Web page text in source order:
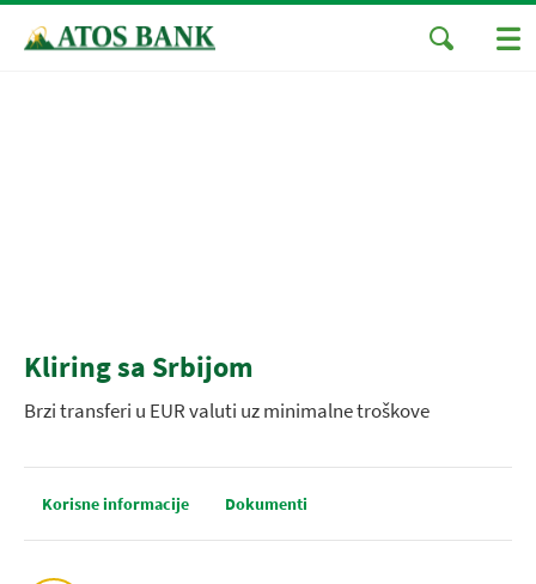
Kliring sa Srbijom
Brzi transferi u EUR valuti uz minimalne troškove
Korisne informacije Dokumenti